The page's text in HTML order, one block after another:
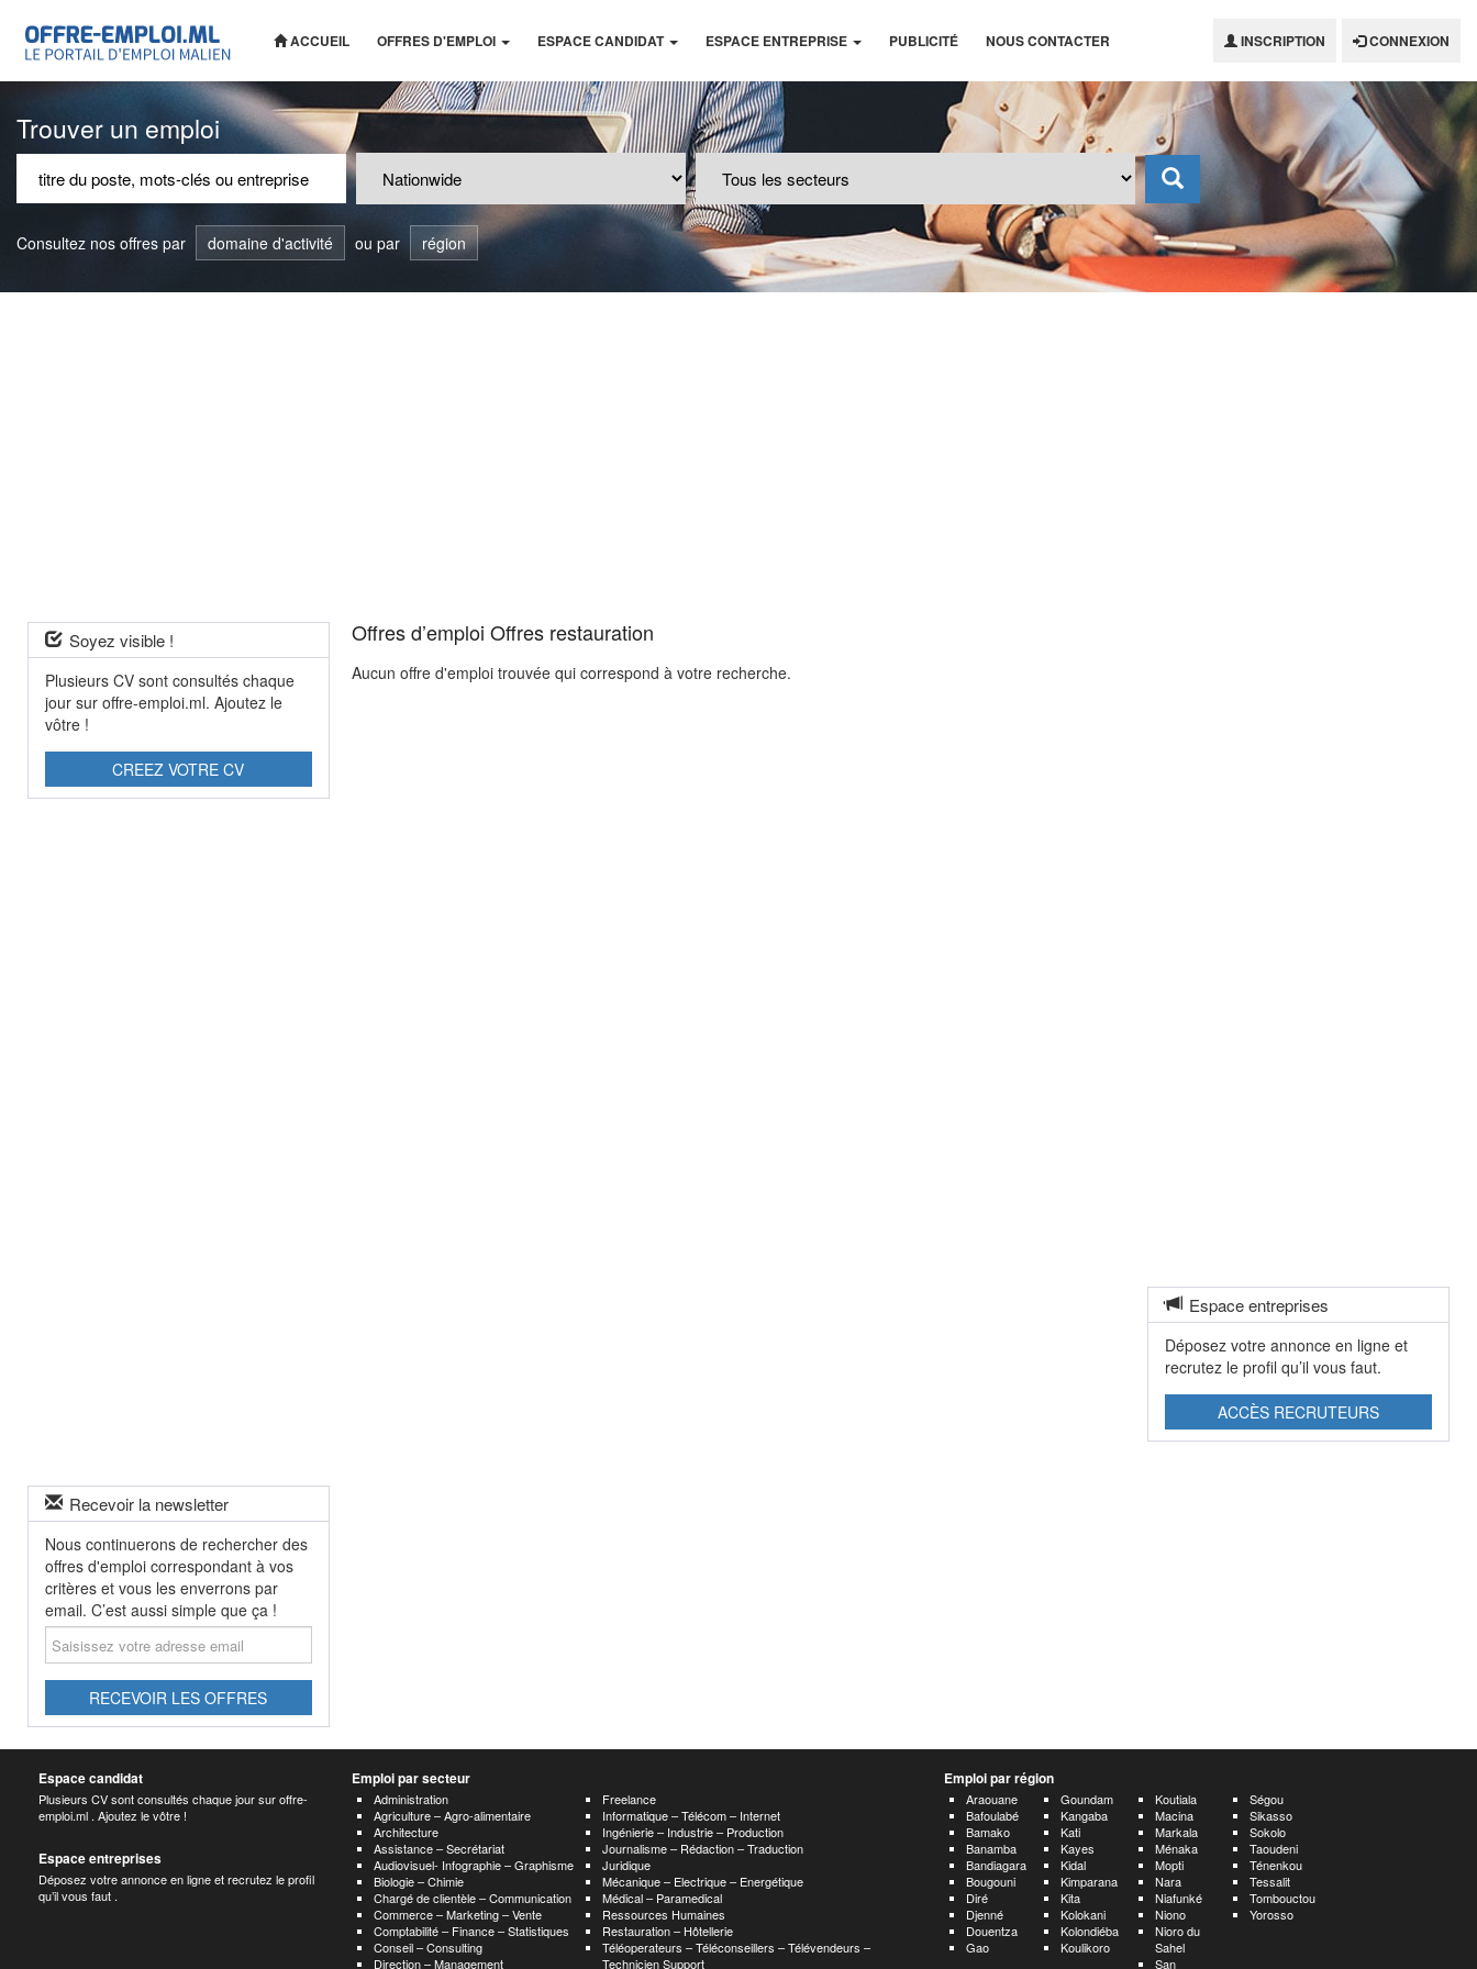
ACCUEIL OFFRES D'EMPLOI ESPACE CANDIDAT ESPACE ENTREPRISE PUBLICITÉ NOUS CONTACTER INSCRIPTION CONNEXION
Trouver un emploi
Consultez nos offres par domaine d'activité ou par région
Soyez visible !
Plusieurs CV sont consultés chaque
jour sur offre-emploi.ml. Ajoutez le
vôtre !
CREEZ VOTRE CV
Recevoir la newsletter
Nous continuerons de rechercher des
offres d'emploi correspondant à vos
critères et vous les enverrons par
email. C’est aussi simple que ça !
Saisissez
votre
adresse
RECEVOIR LES OFFRES
Offres d’emploi Offres restauration
Aucun offre d'emploi trouvée qui correspond à votre recherche.
Espace entreprises
Déposez votre annonce en ligne et
recrutez le profil qu’il vous faut.
ACCÈS RECRUTEURS
Espace candidat
Plusieurs CV sont consultés chaque jour sur offre-
emploi.ml . Ajoutez le vôtre !
Espace entreprises
Déposez votre annonce en ligne et recrutez le profil
qu’il vous faut .
Emploi par secteur
Administration
Agriculture – Agro-alimentaire
Architecture
Assistance – Secrétariat
Audiovisuel- Infographie – Graphisme
Biologie – Chimie
Chargé de clientèle – Communication
Commerce – Marketing – Vente
Comptabilité – Finance – Statistiques
Conseil – Consulting
Direction – Management
Freelance
Informatique – Télécom – Internet
Ingénierie – Industrie – Production
Journalisme – Rédaction – Traduction
Juridique
Mécanique – Electrique – Energétique
Médical – Paramedical
Ressources Humaines
Restauration – Hôtellerie
Téléoperateurs – Téléconseillers – Télévendeurs –
Technicien Support
Emploi par région
Araouane
Bafoulabé
Bamako
Banamba
Bandiagara
Bougouni
Diré
Djenné
Douentza
Gao
Goundam
Kangaba
Kati
Kayes
Kidal
Kimparana
Kita
Kolokani
Kolondiéba
Koulikoro
Koutiala
Macina
Markala
Ménaka
Mopti
Nara
Niafunké
Niono
Nioro du
Sahel
San
Ségou
Sikasso
Sokolo
Taoudeni
Ténenkou
Tessalit
Tombouctou
Yorosso